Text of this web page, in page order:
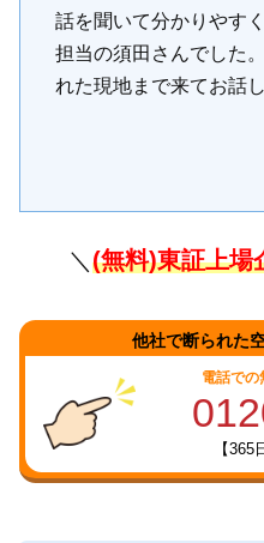
話を聞いて分かりやす
担当の須田さんでした
れた現地まで来てお話
＼ (無料)東証上場
他社で断られた
電話での
【